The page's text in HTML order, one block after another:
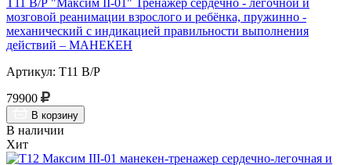
мозговой реанимации взрослого и ребёнка, пружинно -
механический с индикацией правильности выполнения
действий – МАНЕКЕН
Артикул: Т11 В/Р
79900
В корзину
В наличии
Хит